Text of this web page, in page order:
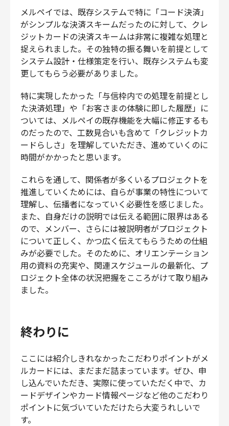
メルペイでは、既存システムで特に「コード決済」
がシンプルな決済スキームだったのに対して、クレ
ジットカードの決済スキームは非常に複雑な処理と
捉えられました。その独特の振る舞いを前提として
システム設計・仕様策定を行い、既存システムも変
更してもらう必要がありました。
特に実現したかった「与信枠内での処理を前提とし
た決済処理」や「お客さまの体験に即した履歴」に
ついては、メルペイの既存機能を大幅に修正するも
のだったので、工数見合いも含めて「クレジットカ
ードらしさ」を理解していただき、進めていくのに
時間がかかったと思います。
これらを通して、関係者が多くいるプロジェクトを
推進していくためには、自らが事業の特性について
理解し、伝播者になっていく必要性を感じました。
また、自身だけの説明では伝える範囲に限界はある
ので、メンバー、さらには被説明者がプロジェクト
について正しく、かつ広く伝えてもらうための仕組
みが必要でした。そのために、オリエンテーション
用の資料の充実や、関連スケジュールの最新化、プ
ロジェクト全体の状況把握をこころがけて取り組み
ました。
終わりに
ここには紹介しきれなかったこだわりポイントがメ
ルカードには、まだまだ詰まっています。ぜひ、申
し込んでいただき、実際に使っていただく中で、カ
ードデザインやカード情報ページなど他のこだわり
ポイントに気づいていただけたら大変うれしいで
す。